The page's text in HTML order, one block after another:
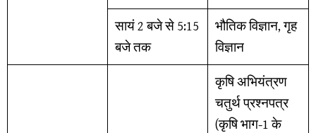
सायं 2 बजे से 5:15
बजे तक
भौतिक विज्ञान, गृह
विज्ञान
कृषि अभियंत्रण
चतुर्थ प्रश्नपत्र
(कृषि भाग-1 के